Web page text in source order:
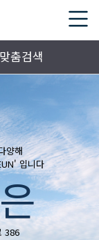
맞춤검색
양해
입니다
386